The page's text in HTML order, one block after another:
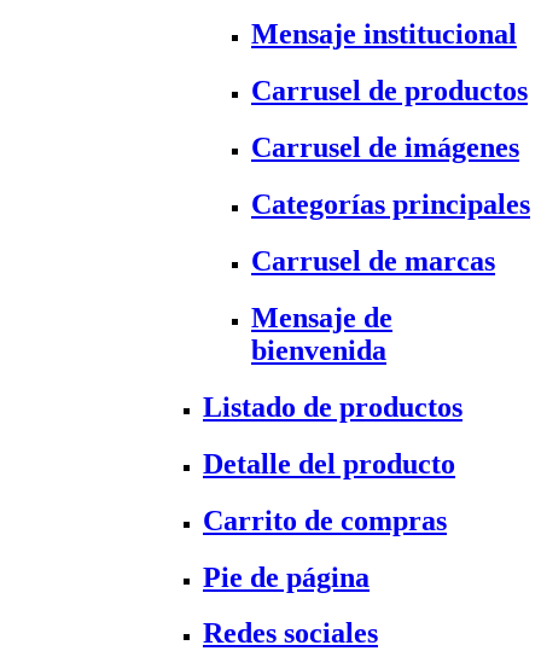
Mensaje institucional
Carrusel de productos
Carrusel de imágenes
Categorías principales
Carrusel de marcas
Mensaje de
bienvenida
Listado de productos
Detalle del producto
Carrito de compras
Pie de página
Redes sociales